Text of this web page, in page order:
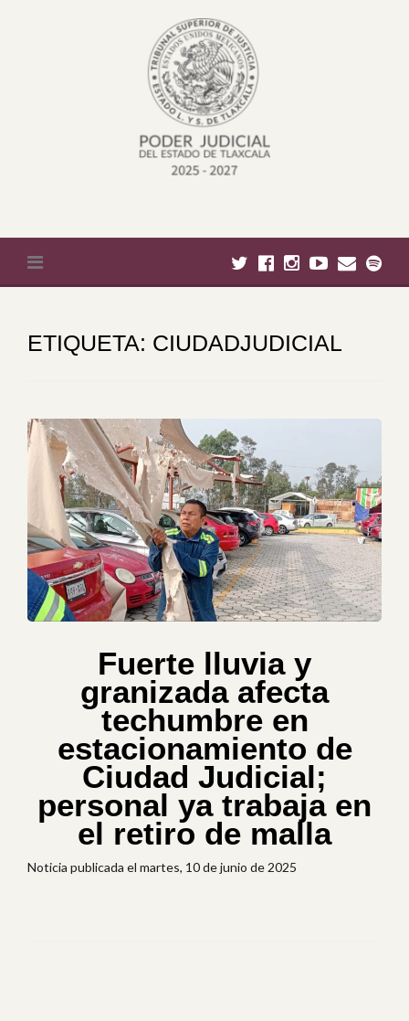
ETIQUETA: CIUDADJUDICIAL
Fuerte lluvia y
granizada afecta
techumbre en
estacionamiento de
Ciudad Judicial;
personal ya trabaja en
el retiro de malla
Noticia publicada el martes, 10 de junio de 2025